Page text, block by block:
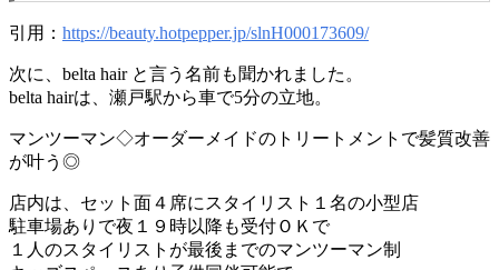
引用： https://beauty.hotpepper.jp/slnH000173609/
次に、belta hair と言う名前も聞かれました。
belta hairは、瀬戸駅から車で5分の立地。
マンツーマン◇オーダーメイドのトリートメントで髪質改善
が叶う◎
店内は、セット面４席にスタイリスト１名の小型店
駐車場ありで夜１９時以降も受付ＯＫで
１人のスタイリストが最後までのマンツーマン制